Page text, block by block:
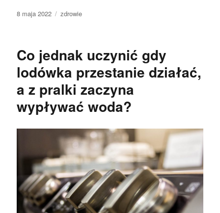
Data
8 maja 2022 Kategorie
zdrowie
Co jednak uczynić gdy
lodówka przestanie działać,
a z pralki zaczyna
wypływać woda?